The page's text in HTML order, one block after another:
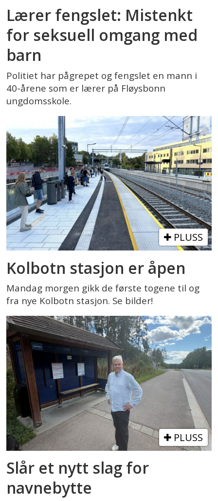
Lærer fengslet: Mistenkt
for seksuell omgang med
barn
Politiet har pågrepet og fengslet en mann i
40-årene som er lærer på Fløysbonn
ungdomsskole.
PLUSS
Kolbotn stasjon er åpen
Mandag morgen gikk de første togene til og
fra nye Kolbotn stasjon. Se bilder!
PLUSS
Slår et nytt slag for
navnebytte